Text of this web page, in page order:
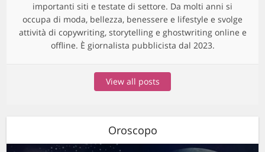
importanti siti e testate di settore. Da molti anni si
occupa di moda, bellezza, benessere e lifestyle e svolge
attività di copywriting, storytelling e ghostwriting online e
offline. È giornalista pubblicista dal 2023.
View all posts
Oroscopo